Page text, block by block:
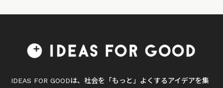
IDEAS FOR GOODは、社会を「もっと」よくするアイデアを集